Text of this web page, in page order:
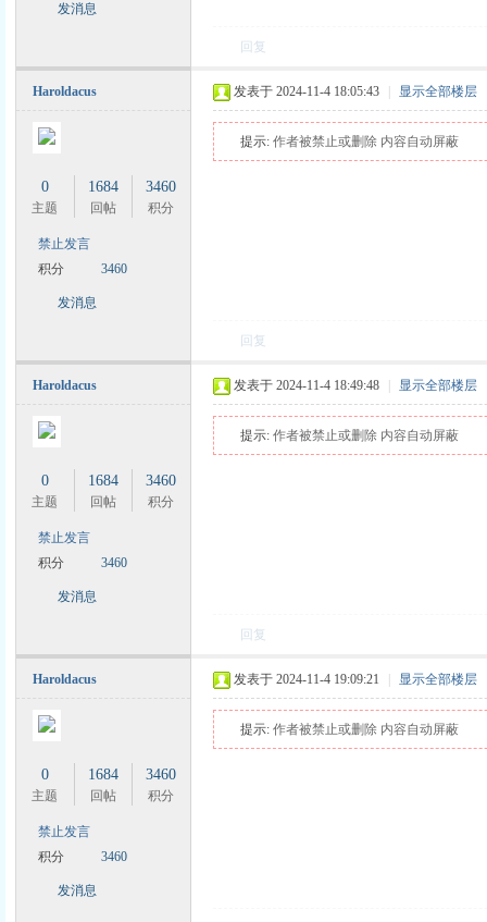
发消息
回复
Haroldacus
0
主题
1684
回帖
3460
积分
禁止发言
积分
3460
发消息
发表于 2024-11-4 18:05:43 显示全部楼层
提示: 作者被禁止或删除 内容自动屏蔽
回复
Haroldacus
0
主题
1684
回帖
3460
积分
禁止发言
积分
3460
发消息
发表于 2024-11-4 18:49:48 显示全部楼层
提示: 作者被禁止或删除 内容自动屏蔽
回复
Haroldacus
0
主题
1684
回帖
3460
积分
禁止发言
积分
3460
发消息
发表于 2024-11-4 19:09:21 显示全部楼层
提示: 作者被禁止或删除 内容自动屏蔽